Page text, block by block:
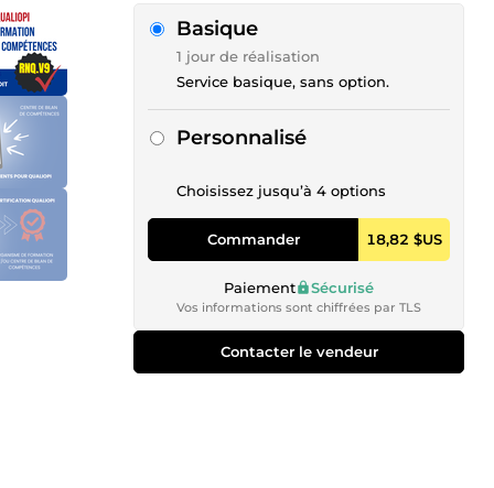
Basique
1 jour de réalisation
Service basique, sans option.
Personnalisé
Choisissez jusqu’à 4 options
Commander 18,82 $US
Paiement Sécurisé
Vos informations sont chiffrées par TLS
Contacter le vendeur